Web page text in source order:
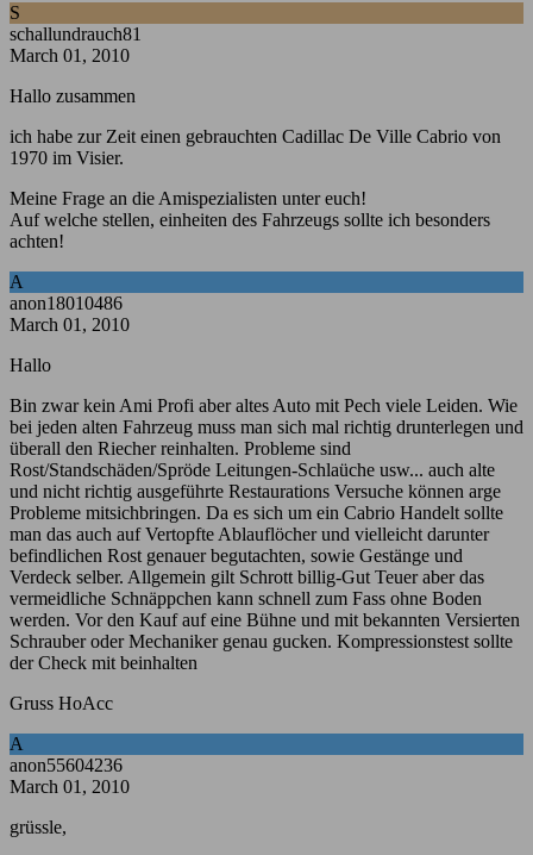
S
schallundrauch81
March 01, 2010
Hallo zusammen
ich habe zur Zeit einen gebrauchten Cadillac De Ville Cabrio von
1970 im Visier.
Meine Frage an die Amispezialisten unter euch!
Auf welche stellen, einheiten des Fahrzeugs sollte ich besonders
achten!
A
anon18010486
March 01, 2010
Hallo
Bin zwar kein Ami Profi aber altes Auto mit Pech viele Leiden. Wie
bei jeden alten Fahrzeug muss man sich mal richtig drunterlegen und
überall den Riecher reinhalten. Probleme sind
Rost/Standschäden/Spröde Leitungen-Schlaüche usw... auch alte
und nicht richtig ausgeführte Restaurations Versuche können arge
Probleme mitsichbringen. Da es sich um ein Cabrio Handelt sollte
man das auch auf Vertopfte Ablauflöcher und vielleicht darunter
befindlichen Rost genauer begutachten, sowie Gestänge und
Verdeck selber. Allgemein gilt Schrott billig-Gut Teuer aber das
vermeidliche Schnäppchen kann schnell zum Fass ohne Boden
werden. Vor den Kauf auf eine Bühne und mit bekannten Versierten
Schrauber oder Mechaniker genau gucken. Kompressionstest sollte
der Check mit beinhalten
Gruss HoAcc
A
anon55604236
March 01, 2010
grüssle,